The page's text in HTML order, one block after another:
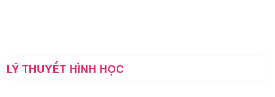
LÝ THUYẾT HÌNH HỌC